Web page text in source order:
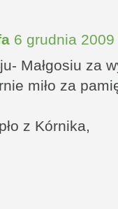
6 grudnia
Małgosiu za
miło za
z Kórnika,